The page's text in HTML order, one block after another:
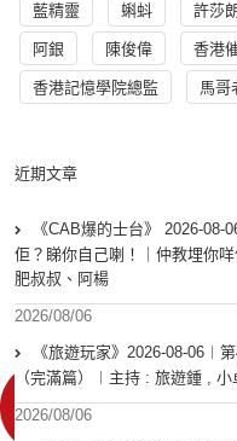
藍精靈 蝌蚪 許莎朗
阿銀 陳俊偉 香港
香港記憶學院總監 馬哥
近期文章
《CAB爆的士台》 2026-
佢？睇你自己喇！｜仲教埋你
肥叔叔、阿楊
2026/08/06
《旅遊玩家》2026-08-06︱
（完滿篇）︱主持 : 旅遊鍾 , 小
2026/08/06